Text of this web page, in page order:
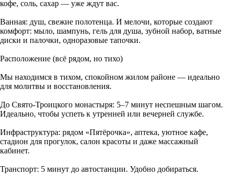
кофе, соль, сахар — уже ждут вас.
Ванная: душ, свежие полотенца. И мелочи, которые создают
комфорт: мыло, шампунь, гель для душа, зубной набор, ватные
диски и палочки, одноразовые тапочки.
Расположение (всё рядом, но тихо)
Мы находимся в тихом, спокойном жилом районе — идеально
для молитвы и восстановления.
До Свято-Троицкого монастыря: 5–7 минут неспешным шагом.
Идеально, чтобы успеть к утренней или вечерней службе.
Инфраструктура: рядом «Пятёрочка», аптека, уютное кафе,
стадион для прогулок, салон красоты и даже массажный
кабинет.
Транспорт: 5 минут до автостанции. Удобно добираться.